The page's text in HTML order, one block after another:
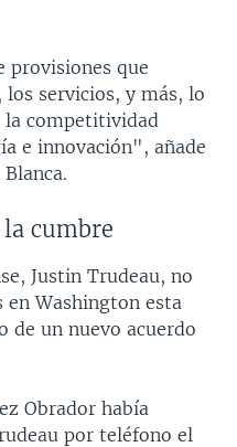
provisiones que
servicios, y más, lo
la competitividad
e innovación", añade
cumbre
Justin Trudeau, no
en Washington esta
de un nuevo acuerdo
Obrador había
por teléfono el